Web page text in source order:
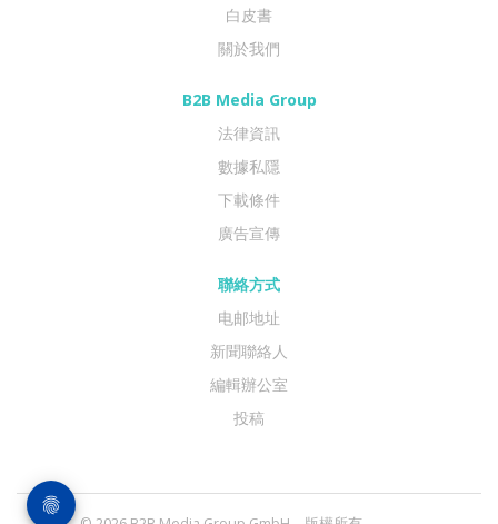
白皮書
關於我們
B2B Media Group
法律資訊
數據私隱
下載條件
廣告宣傳
聯絡方式
电邮地址
新聞聯絡人
編輯辦公室
投稿